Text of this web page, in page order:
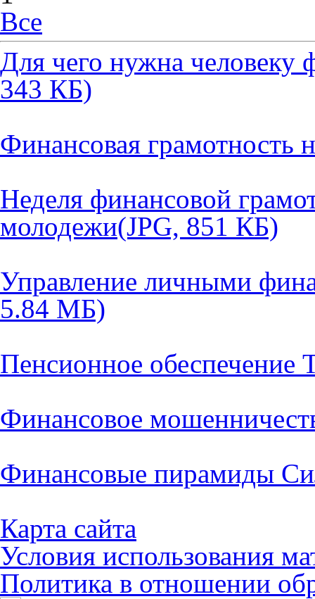
Все
Для чего нужна человеку
343 КБ)
Финансовая грамотность
Неделя финансовой
молодежи(JPG, 851 КБ)
Управление личными
5.84 MБ)
Пенсионное обеспечение
Финансовое
Финансовые пирамиды
Карта сайта
Условия использования
Политика в отношении